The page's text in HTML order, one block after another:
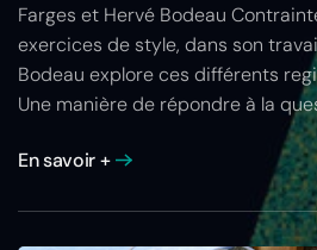
Farges et Hervé Bodeau
exercices de style, dans son
Bodeau explore ces différents
Une manière de répondre à la
En savoir +